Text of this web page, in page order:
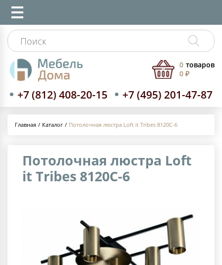
+7 (812) 408-20-15 +7 (495) 201-47-87
0 товаров
0 ₽
Главная Каталог Потолочная люстра Loft it Tribes 8120C-6
Потолочная люстра Loft
it Tribes 8120C-6